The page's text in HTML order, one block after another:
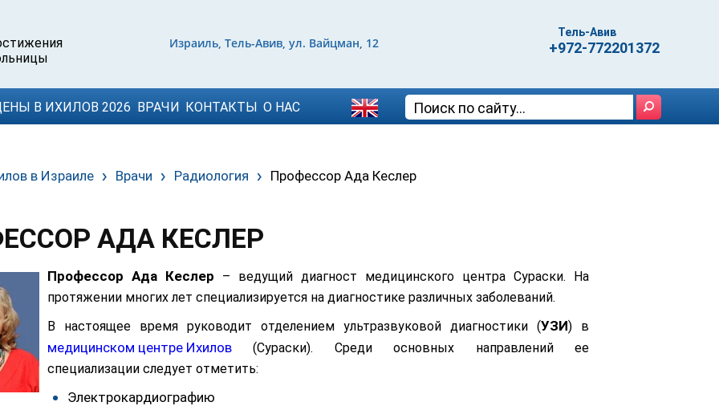
Израиль, Тель-Авив, ул. Вайцман, 12 +972-772201372
Тель-Авив
В ИХИЛОВ 2026 ВРАЧИ КОНТАКТЫ О НАС
в Израиле Врачи Радиология Профессор Ада Кеслер
АДА КЕСЛЕР
Профессор Ада Кеслер – ведущий диагност медицинского центра Сураски. На
протяжении многих лет специализируется на диагностике различных заболеваний.
В настоящее время руководит отделением ультразвуковой диагностики (УЗИ) в
медицинском центре Ихилов (Сураски). Среди основных направлений ее
специализации следует отметить:
Электрокардиографию